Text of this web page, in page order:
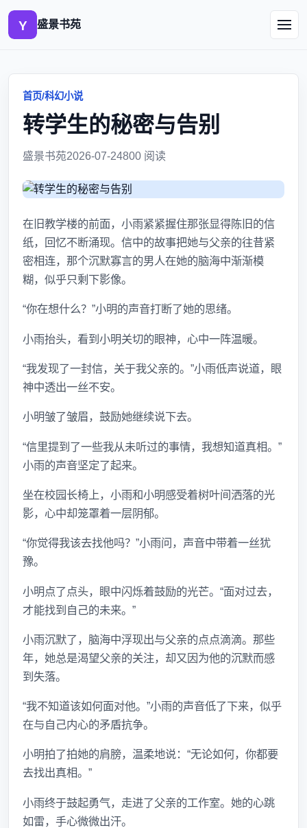
盛景书苑
首页/科幻小说
转学生的秘密与告别
盛景书苑2026-07-24800 阅读
在旧教学楼的前面，小雨紧紧握住那张显得陈旧的信
纸，回忆不断涌现。信中的故事把她与父亲的往昔紧
密相连，那个沉默寡言的男人在她的脑海中渐渐模
糊，似乎只剩下影像。
“你在想什么？”小明的声音打断了她的思绪。
小雨抬头，看到小明关切的眼神，心中一阵温暖。
“我发现了一封信，关于我父亲的。”小雨低声说道，眼
神中透出一丝不安。
小明皱了皱眉，鼓励她继续说下去。
“信里提到了一些我从未听过的事情，我想知道真相。”
小雨的声音坚定了起来。
坐在校园长椅上，小雨和小明感受着树叶间洒落的光
影，心中却笼罩着一层阴郁。
“你觉得我该去找他吗？”小雨问，声音中带着一丝犹
豫。
小明点了点头，眼中闪烁着鼓励的光芒。“面对过去，
才能找到自己的未来。”
小雨沉默了，脑海中浮现出与父亲的点点滴滴。那些
年，她总是渴望父亲的关注，却又因为他的沉默而感
到失落。
“我不知道该如何面对他。”小雨的声音低了下来，似乎
在与自己内心的矛盾抗争。
小明拍了拍她的肩膀，温柔地说：“无论如何，你都要
去找出真相。”
小雨终于鼓起勇气，走进了父亲的工作室。她的心跳
如雷，手心微微出汗。